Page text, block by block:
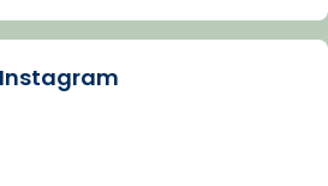
de Barcelona
Instagram